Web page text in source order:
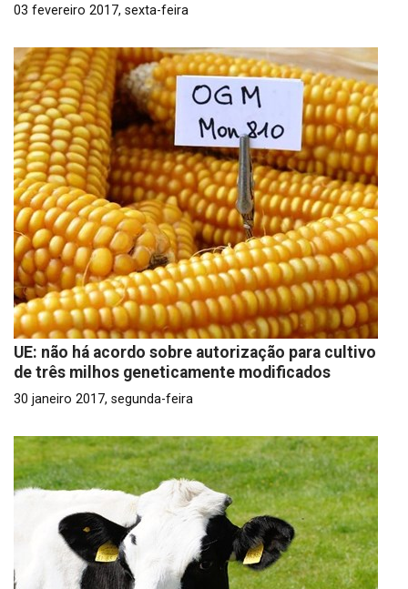
03 fevereiro 2017, sexta-feira
UE: não há acordo sobre autorização para cultivo
de três milhos geneticamente modificados
30 janeiro 2017, segunda-feira